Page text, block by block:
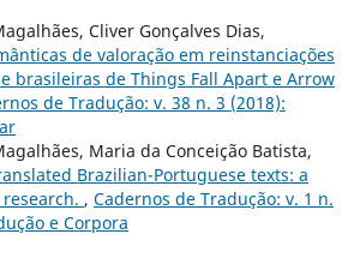
Cliver Gonçalves Dias,
de valoração em reinstanciações
brasileiras de Things Fall Apart e Arrow
de Tradução: v. 38 n. 3 (2018):
Maria da Conceição Batista,
Brazilian-Portuguese texts: a
, Cadernos de Tradução: v. 1 n.
e Corpora